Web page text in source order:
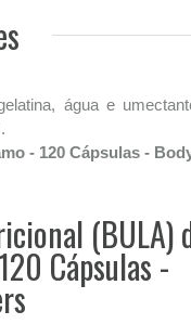
água e
- 120 Cápsulas -
(BULA)
Cápsulas -